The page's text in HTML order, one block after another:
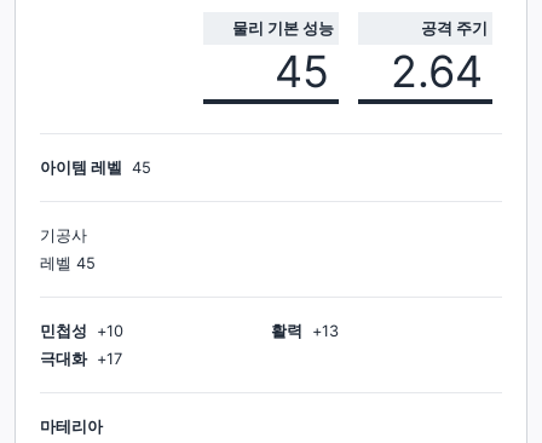
물리 기본 성능
45
공격 주기
2.64
아이템 레벨 45
기공사
레벨 45
민첩성 +10 활력 +13
극대화 +17
마테리아